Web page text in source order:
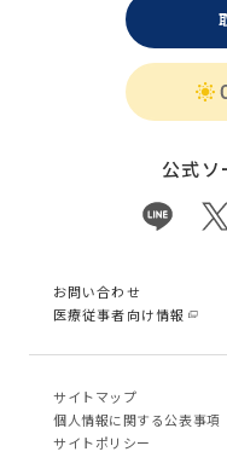
公式ソ
お問い合わせ
医療従事者向け情報
サイトマップ
個⼈情報に関する公表事項
サイトポリシー